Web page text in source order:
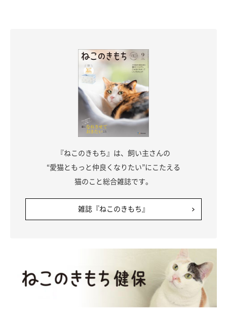
『ねこのきもち』は、飼い主さんの
“愛猫ともっと仲良くなりたい”にこたえる
猫のこと総合雑誌です。
雑誌『ねこのきもち』